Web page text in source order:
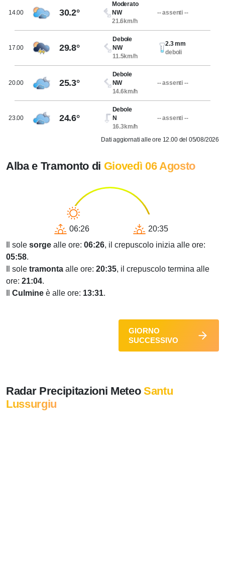
14.00 30.2°
Moderato
NW
21.6km/h
-- assenti --
17.00 29.8°
Debole
NW
11.5km/h
2.3 mm
deboli
20.00 25.3°
Debole
NW
14.6km/h
-- assenti --
23.00 24.6°
Debole
N
16.3km/h
-- assenti --
Dati aggiornati alle ore 12.00 del 05/08/2026
Alba e Tramonto di Giovedì 06 Agosto
06:26
20:35
Il sole sorge alle ore: 06:26, il crepuscolo inizia alle ore:
05:58.
Il sole tramonta alle ore: 20:35, il crepuscolo termina alle
ore: 21:04.
Culmine è alle ore: 13:31.
GIORNO
SUCCESSIVO
Radar Precipitazioni MeteoSantu
Lussurgiu